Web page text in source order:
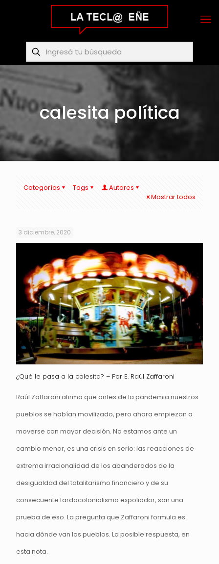
calesita política
Categorías Tags
Autores
Mostrar todos
3 diciembre, 2020
¿Qué le pasa a la calesita? – Por E. Raúl Zaffaroni
Raúl Zaffaroni afirma que antes de la pandemia nuestros
pueblos se habían movilizado, pero ahora empiezan a
moverse con mayor decisión. No estamos ante un
cambio menor, es una crisis en serio: las reacciones de
extrema irracionalidad de los abanderados de la
desigualdad del totalitarismo financiero y de su
consecuente tardocolonialismo expoliador, son una
prueba de eso. La pregunta que Zaffaroni formula es
hacia dónde van los pueblos. La posible respuesta, en
esta nota.